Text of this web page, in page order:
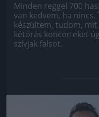
Minden reggel 700
van kedvem, ha
készültem, tudom,
kétórás koncerteket
szívjak falsot.
Jön